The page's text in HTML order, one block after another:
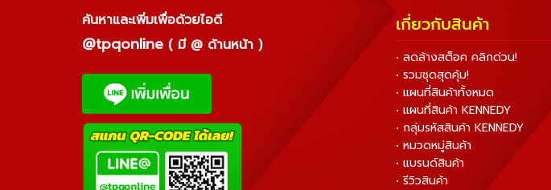
ค้นหาและเพิ่มเพื่อด้วยไอดี
@tpqonline ( มี @ ด้านหน้า )
เกี่ยวกับสินค้า
• ลดล้างสต็อค คลิกด่วน!
• รวมชุดสุดคุ้ม!
• แผนที่สินค้าทั้งหมด
• แผนที่สินค้า KENNEDY
• กลุ่มรหัสสินค้า KENNEDY
• หมวดหมู่สินค้า
• แบรนด์สินค้า
• รีวิวสินค้า